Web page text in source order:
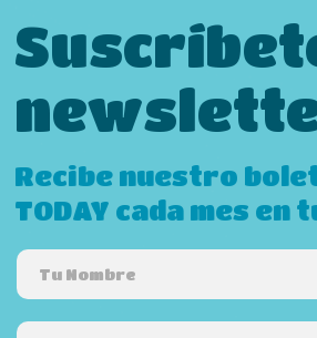
Recibe nuestro
TODAY cada mes en